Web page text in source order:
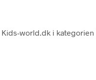
Kids-world.dk i kategorien